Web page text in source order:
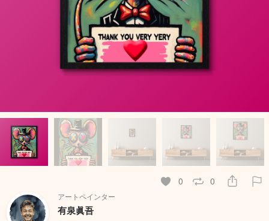
0 0
アートペインター
有泉眞吾